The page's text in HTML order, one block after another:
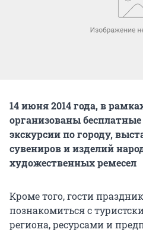
14 июня 2014 года, в
организованы
экскурсии по городу,
сувениров и изделий
художественных ремесел
Кроме того, гости
познакомиться с
региона, ресурсами и